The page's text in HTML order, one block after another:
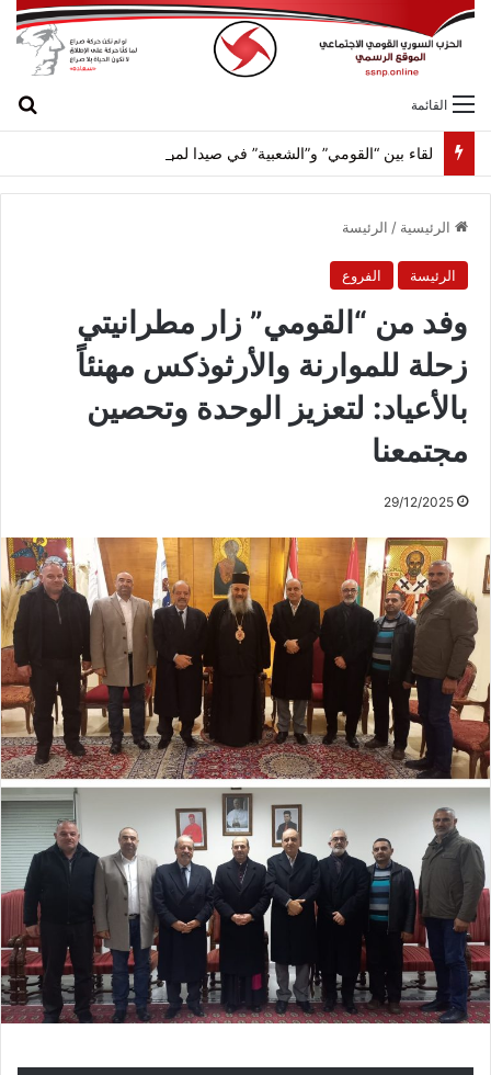
القائمة
الرئيسية / الرئيسة
الرئيسة الفروع
وفد من “القومي” زار مطرانيتي
زحلة للموارنة والأرثوذكس مهنئاً
بالأعياد: لتعزيز الوحدة وتحصين
مجتمعنا
29/12/2025